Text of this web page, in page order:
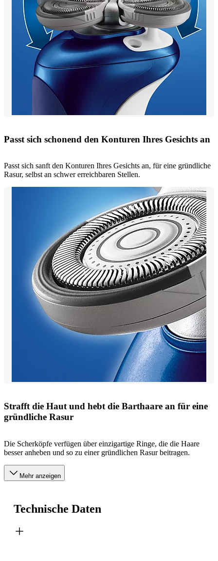
Passt sich schonend den Konturen Ihres Gesichts an
Passt sich sanft den Konturen Ihres Gesichts an, für eine gründliche
Rasur, selbst an schwer erreichbaren Stellen.
Strafft die Haut und hebt die Barthaare an für eine
gründliche Rasur
Die Scherköpfe verfügen über einzigartige Ringe, die die Haare
besser anheben und so zu einer gründlichen Rasur beitragen.
Mehr anzeigen
Technische Daten